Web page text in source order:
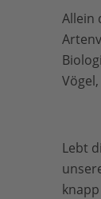
Allein
Lebt